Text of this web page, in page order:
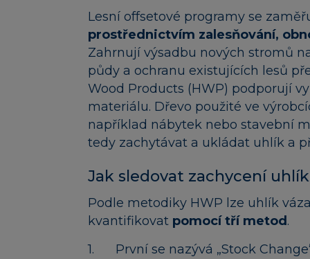
Lesní offsetové programy se
prostřednictvím zalesňování,
Zahrnují výsadbu nových stromů
půdy a ochranu existujících lesů
Wood Products (HWP) podporují
materiálu. Dřevo použité ve
například nábytek nebo stavební
tedy zachytávat a ukládat uhlík a
Jak sledovat zachycení
Podle metodiky HWP lze uhlík
kvantifikovat pomocí tří metod .
První se nazývá „Stock